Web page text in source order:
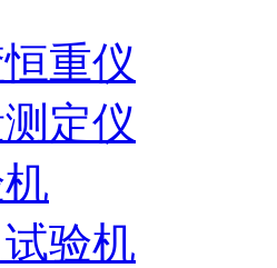
重仪
定仪
验机